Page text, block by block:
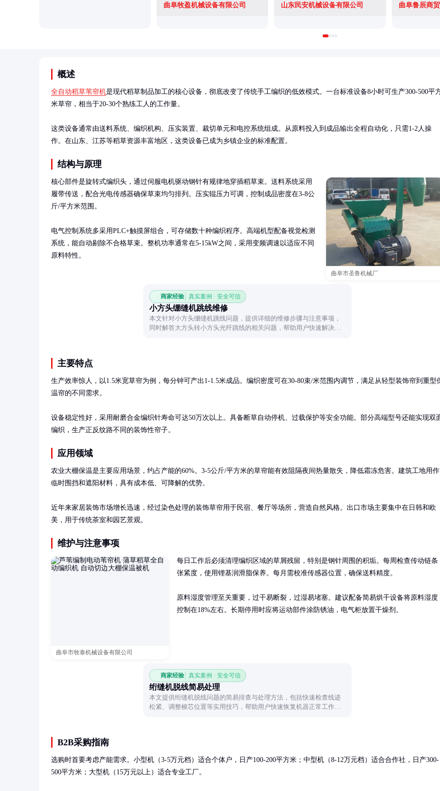
曲阜牧盈机械设备有限公司 山东民安机械设备有限公司 曲阜鲁辰商
概述
全自动稻草苇帘机是现代稻草制品加工的核心设备，彻底改变了传统手工编织的低效模式。一台标准设备8小时可生产300-500平
米草帘，相当于20-30个熟练工人的工作量。
这类设备通常由送料系统、编织机构、压实装置、裁切单元和电控系统组成。从原料投入到成品输出全程自动化，只需1-2人操
作。在山东、江苏等稻草资源丰富地区，这类设备已成为乡镇企业的标准配置。
结构与原理
曲阜市圣鲁机械厂
核心部件是旋转式编织头，通过伺服电机驱动钢针有规律地穿插稻草束。送料系统采用
履带传送，配合光电传感器确保草束均匀排列。压实辊压力可调，控制成品密度在3-8公
斤/平方米范围。
电气控制系统多采用PLC+触摸屏组合，可存储数十种编织程序。高端机型配备视觉检测
系统，能自动剔除不合格草束。整机功率通常在5-15kW之间，采用变频调速以适应不同
原料特性。
商家经验 真实案例 · 安全可信
小方头绷缝机跳线维修
本文针对小方头绷缝机跳线问题，提供详细的维修步骤与注意事项，
同时解答大方头转小方头光纤跳线的相关问题，帮助用户快速解决设
主要特点
生产效率惊人，以1.5米宽草帘为例，每分钟可产出1-1.5米成品。编织密度可在30-80束/米范围内调节，满足从轻型装饰帘到重型
温帘的不同需求。
设备稳定性好，采用耐磨合金编织针寿命可达50万次以上。具备断草自动停机、过载保护等安全功能。部分高端型号还能实现双
编织，生产正反纹路不同的装饰性帘子。
应用领域
农业大棚保温是主要应用场景，约占产能的60%。3-5公斤/平方米的草帘能有效阻隔夜间热量散失，降低霜冻危害。建筑工地用作
临时围挡和遮阳材料，具有成本低、可降解的优势。
近年来家居装饰市场增长迅速，经过染色处理的装饰草帘用于民宿、餐厅等场所，营造自然风格。出口市场主要集中在日韩和欧
美，用于传统茶室和园艺景观。
维护与注意事项
曲阜市牧泰机械设备有限公司
每日工作后必须清理编织区域的草屑残留，特别是钢针周围的积垢。每周检查传动链条
张紧度，使用锂基润滑脂保养。每月需校准传感器位置，确保送料精度。
原料湿度管理至关重要，过干易断裂，过湿易堵塞。建议配备简易烘干设备将原料湿度
控制在18%左右。长期停用时应将运动部件涂防锈油，电气柜放置干燥剂。
商家经验 真实案例 · 安全可信
绗缝机脱线简易处理
本文提供绗缝机脱线问题的简易排查与处理方法，包括快速检查线迹
松紧、调整梭芯位置等实用技巧，帮助用户快速恢复机器正常工作状
B2B采购指南
选购时首要考虑产能需求。小型机（3-5万元档）适合个体户，日产100-200平方米；中型机（8-12万元档）适合合作社，日产300-
500平方米；大型机（15万元以上）适合专业工厂。